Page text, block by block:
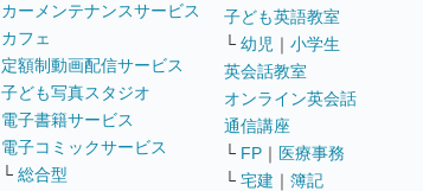
カーメンテナンスサービス
カフェ
定額制動画配信サービス
子ども写真スタジオ
電子書籍サービス
電子コミックサービス
└ 総合型
子ども英語教室
└ 幼児 ｜ 小学生
英会話教室
オンライン英会話
通信講座
└ FP ｜ 医療事務
└ 宅建 ｜ 簿記